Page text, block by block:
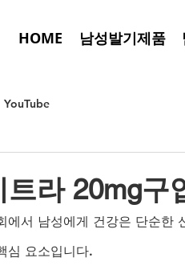
HOME 남성발기제품
YouTube
트라 20mg구
에서 남성에게 건강은 단순한
심 요소입니다.